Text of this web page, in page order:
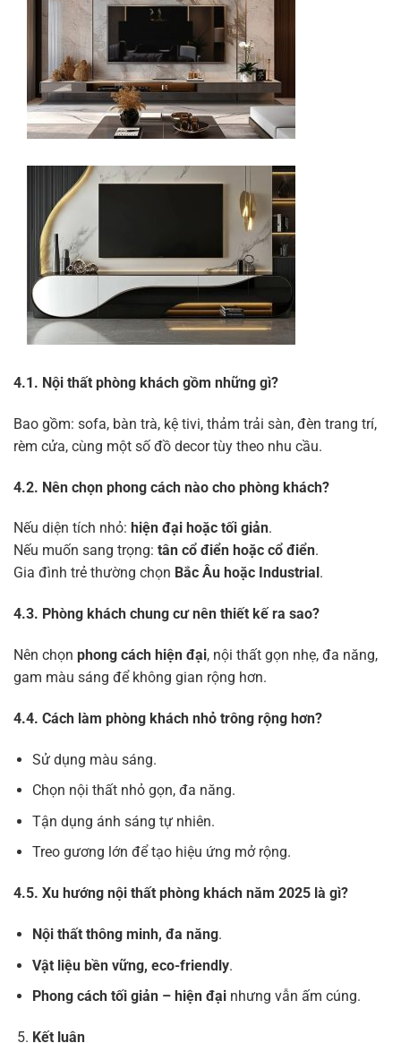
4.1. Nội thất phòng khách gồm những gì?
Bao gồm: sofa, bàn trà, kệ tivi, thảm trải sàn, đèn trang trí,
rèm cửa, cùng một số đồ decor tùy theo nhu cầu.
4.2. Nên chọn phong cách nào cho phòng khách?
Nếu diện tích nhỏ: hiện đại hoặc tối giản.
Nếu muốn sang trọng: tân cổ điển hoặc cổ điển.
Gia đình trẻ thường chọn Bắc Âu hoặc Industrial .
4.3. Phòng khách chung cư nên thiết kế ra sao?
Nên chọn phong cách hiện đại, nội thất gọn nhẹ, đa năng,
gam màu sáng để không gian rộng hơn.
4.4. Cách làm phòng khách nhỏ trông rộng hơn?
Sử dụng màu sáng.
Chọn nội thất nhỏ gọn, đa năng.
Tận dụng ánh sáng tự nhiên.
Treo gương lớn để tạo hiệu ứng mở rộng.
4.5. Xu hướng nội thất phòng khách năm 2025 là gì?
Nội thất thông minh, đa năng.
Vật liệu bền vững, eco-friendly.
Phong cách tối giản – hiện đạinhưng vẫn ấm cúng.
Kết luận